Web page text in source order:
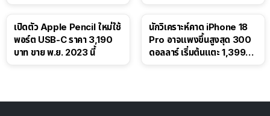
เปิดตัว Apple Pencil ใหม่ใช้
พอร์ต USB-C ราคา 3,190
บาท ขาย พ.ย. 2023 นี้
นักวิเคราะห์คาด iPhone 18
Pro อาจแพงขึ้นสูงสุด 300
ดอลลาร์ เริ่มต้นแตะ 1,399